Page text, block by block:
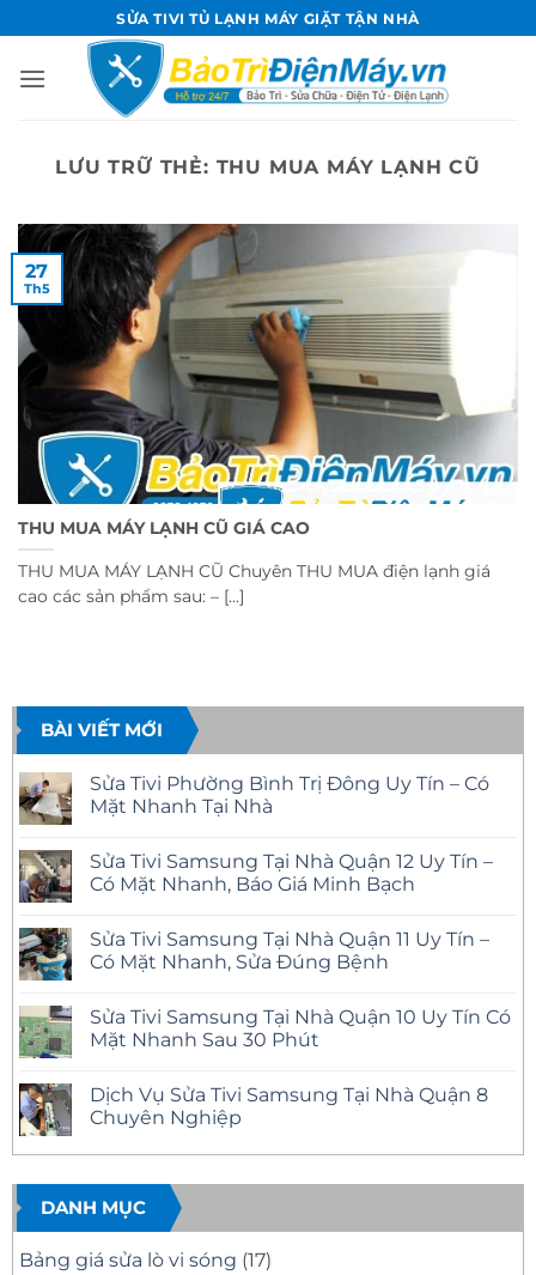
qua
nội
SỬA TIVI TỦ LẠNH MÁY GIẶT TẬN NHÀ
LƯU TRỮ THẺ: THU MUA MÁY LẠNH CŨ
THU MUA MÁY LẠNH CŨ GIÁ CAO
THU MUA MÁY LẠNH CŨ Chuyên THU MUA điện lạnh giá
cao các sản phẩm sau: – [...]
27
Th5
BÀI VIẾT MỚI
Sửa Tivi Phường Bình Trị Đông Uy Tín – Có
Mặt Nhanh Tại Nhà
bình
luận
ở
Phường
Bình
Trị
Tín
–
Có
Tại
Nhà
Sửa Tivi Samsung Tại Nhà Quận 12 Uy Tín –
Có Mặt Nhanh, Báo Giá Minh Bạch
bình
luận
ở
Samsung
Tại
Nhà
Uy
Tín
–
Mặt
Báo
Giá
Minh
Bạch
Sửa Tivi Samsung Tại Nhà Quận 11 Uy Tín –
Có Mặt Nhanh, Sửa Đúng Bệnh
bình
luận
ở
Samsung
Tại
Nhà
11
Tín
–
Có
Mặt
Nhanh,
Sửa
Sửa Tivi Samsung Tại Nhà Quận 10 Uy Tín Có
Mặt Nhanh Sau 30 Phút
bình
luận
ở
Tivi
Tại
Nhà
Quận
10
Uy
Tín
Dịch Vụ Sửa Tivi Samsung Tại Nhà Quận 8
Chuyên Nghiệp
có
luận
ở
Dịch
Vụ
Sửa
Tivi
DANH MỤC
Bảng giá sửa lò vi sóng (17)